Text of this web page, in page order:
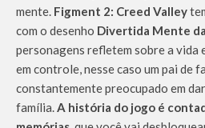
mente. Figment 2: Creed Valley
com o desenho Divertida Mente
personagens refletem sobre a vida
em controle, nesse caso um pai de
constantemente preocupado em
família.A história do jogo é